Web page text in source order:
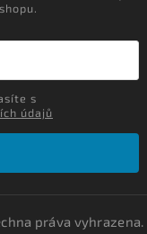
údajů
práva vyhrazena.